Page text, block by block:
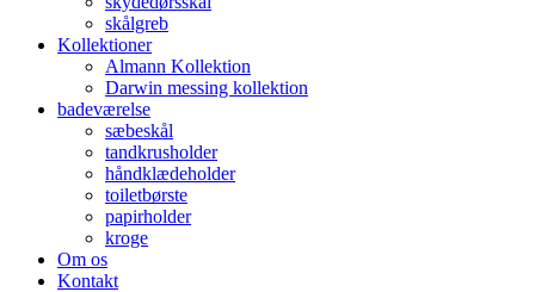
skålgreb
Kollektioner
Almann Kollektion
Darwin messing kollektion
badeværelse
sæbeskål
tandkrusholder
håndklædeholder
toiletbørste
papirholder
kroge
Om os
Kontakt